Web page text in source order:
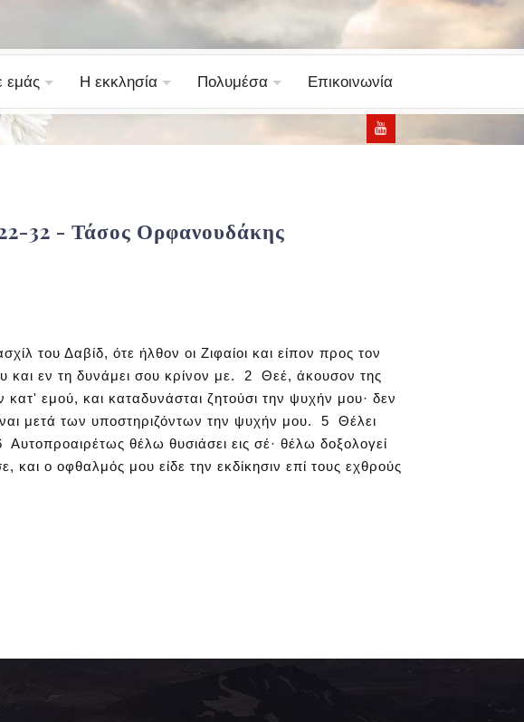
εμάς Η εκκλησία Πολυμέσα Επικοινωνία
32 - Τάσος Ορφανουδάκης
του Δαβίδ, ότε ήλθον οι Ζιφαίοι και είπον προς τον
και εν τη δυνάμει σου κρίνον με. 2 Θεέ, άκουσον της
εμού, και καταδυνάσται ζητούσι την ψυχήν μου· δεν
μετά των υποστηριζόντων την ψυχήν μου. 5 Θέλει
θέλω θυσιάσει εις σέ· θέλω δοξολογεί
ο οφθαλμός μου είδε την εκδίκησιν επί τους εχθρούς